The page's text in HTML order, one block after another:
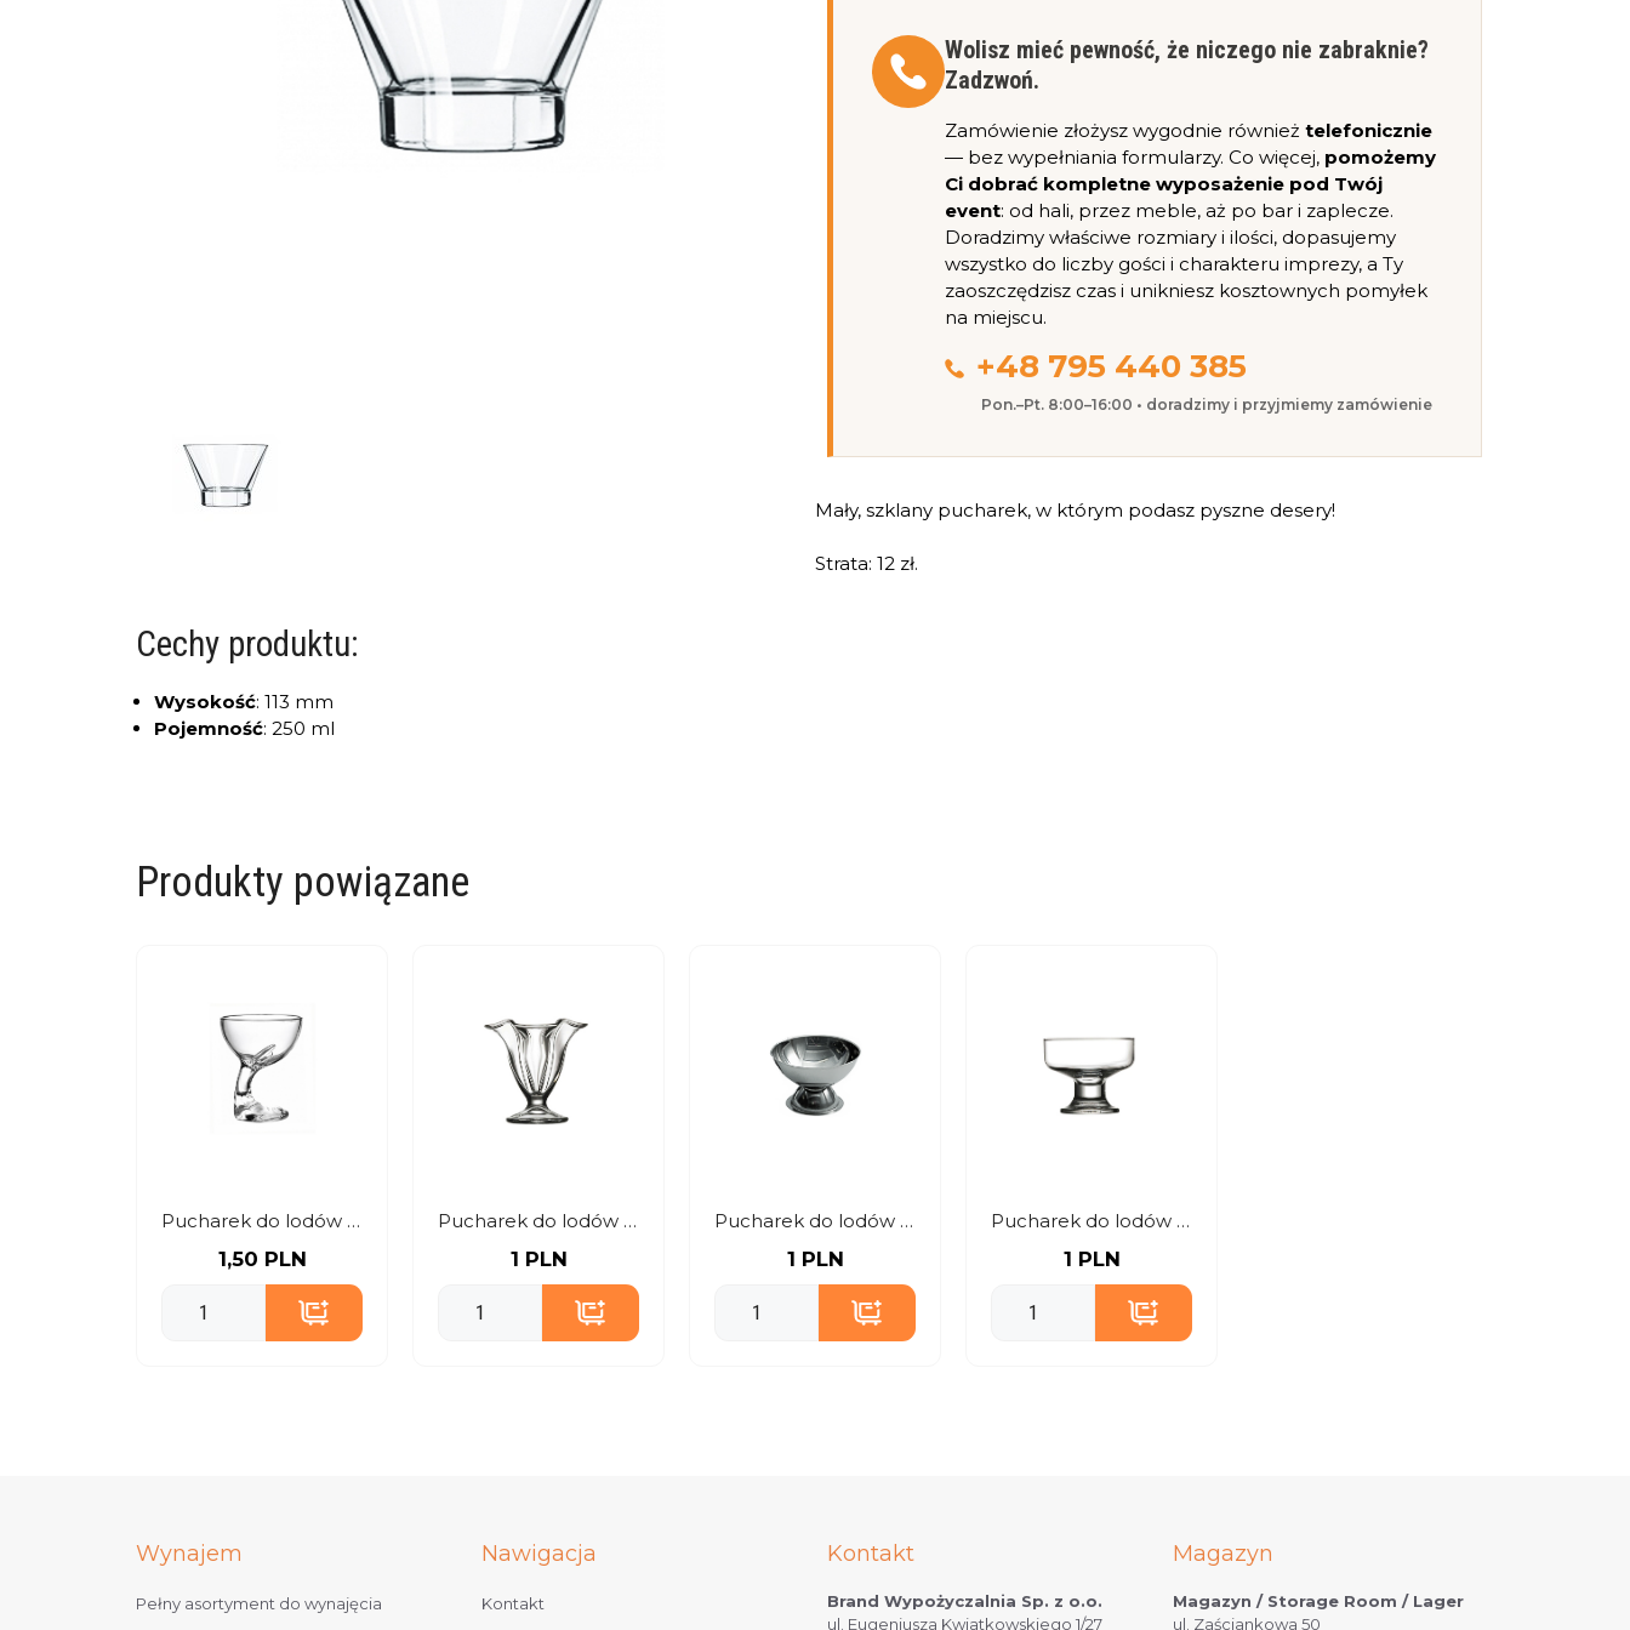
Cechy produktu:
Wysokość: 113 mm
Pojemność: 250 ml
Wolisz mieć pewność, że niczego nie zabraknie?
Zadzwoń.
Zamówienie złożysz wygodnie również telefonicznie
— bez wypełniania formularzy. Co więcej, pomożemy
Ci dobrać kompletne wyposażenie pod Twój
event: od hali, przez meble, aż po bar i zaplecze.
Doradzimy właściwe rozmiary i ilości, dopasujemy
wszystko do liczby gości i charakteru imprezy, a Ty
zaoszczędzisz czas i unikniesz kosztownych pomyłek
na miejscu.
+48 795 440 385
Pon.–Pt. 8:00–16:00 • doradzimy i przyjmiemy zamówienie
Mały, szklany pucharek, w którym podasz pyszne desery!
Strata: 12 zł.
Produkty powiązane
Pucharek do lodów i deserów fantazyjny
1,50 PLN
Pucharek do lodów i deserów kwiat
1 PLN
Pucharek do lodów i deserów stalowy
1 PLN
Pucharek do lodów i deserów klasyczny
1 PLN
Wynajem
Pełny asortyment do wynajęcia
Nawigacja
Kontakt
Kontakt
Brand Wypożyczalnia Sp. z o.o.
ul. Eugeniusza Kwiatkowskiego 1/27
Magazyn
Magazyn / Storage Room / Lager
ul. Zaściankowa 50